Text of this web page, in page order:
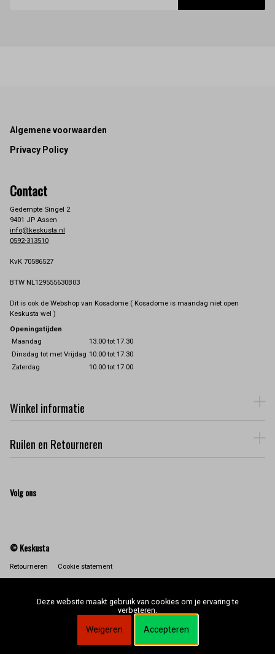
Footer
Algemene voorwaarden
Privacy Policy
Contact
Gedempte Singel 2
9401 JP Assen
info@keskusta.nl
0592-313510
KvK 70586527
BTW NL129555630B03
Dit is ook de Webshop van Kosadome ( Kosadome is maandag niet open
Keskusta wel )
Openingstijden
Maandag
13.00 tot 17.30
Dinsdag tot met Vrijdag 10.00 tot 17.30
Zaterdag
10.00 tot 17.00
Winkel informatie
Ruilen en Retourneren
Volg ons
© Keskusta
Retourneren Cookie statement
Deze website maakt gebruik van cookies om je ervaring te
verbeteren.
Weigeren Accepteren